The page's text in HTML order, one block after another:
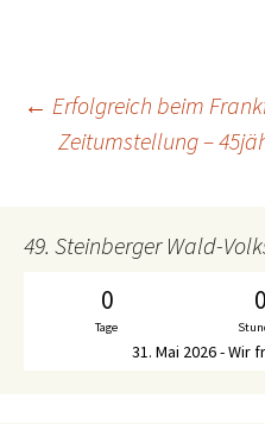
Beitrags-
← Erfolgreich beim
Zeitumstellung –
49. Steinberger Wald-
0
Tage
0
31. Mai 2026 - Wir